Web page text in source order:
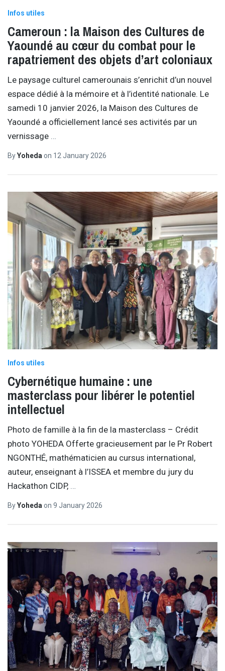
Infos utiles
Cameroun : la Maison des Cultures de
Yaoundé au cœur du combat pour le
rapatriement des objets d’art coloniaux
Le paysage culturel camerounais s’enrichit d’un nouvel
espace dédié à la mémoire et à l’identité nationale. Le
samedi 10 janvier 2026, la Maison des Cultures de
Yaoundé a officiellement lancé ses activités par un
vernissage …
ByYoheda on 12 January 2026
Infos utiles
Cybernétique humaine : une
masterclass pour libérer le potentiel
intellectuel
Photo de famille à la fin de la masterclass – Crédit
photo YOHEDA Offerte gracieusement par le Pr Robert
NGONTHÉ, mathématicien au cursus international,
auteur, enseignant à l’ISSEA et membre du jury du
Hackathon CIDP, …
ByYoheda on 9 January 2026